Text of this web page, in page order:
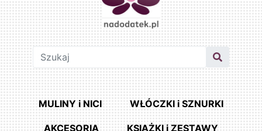
MULINY i NICI WŁÓCZKI i SZNURKI
AKCESORIA KSIĄŻKI i ZESTAWY